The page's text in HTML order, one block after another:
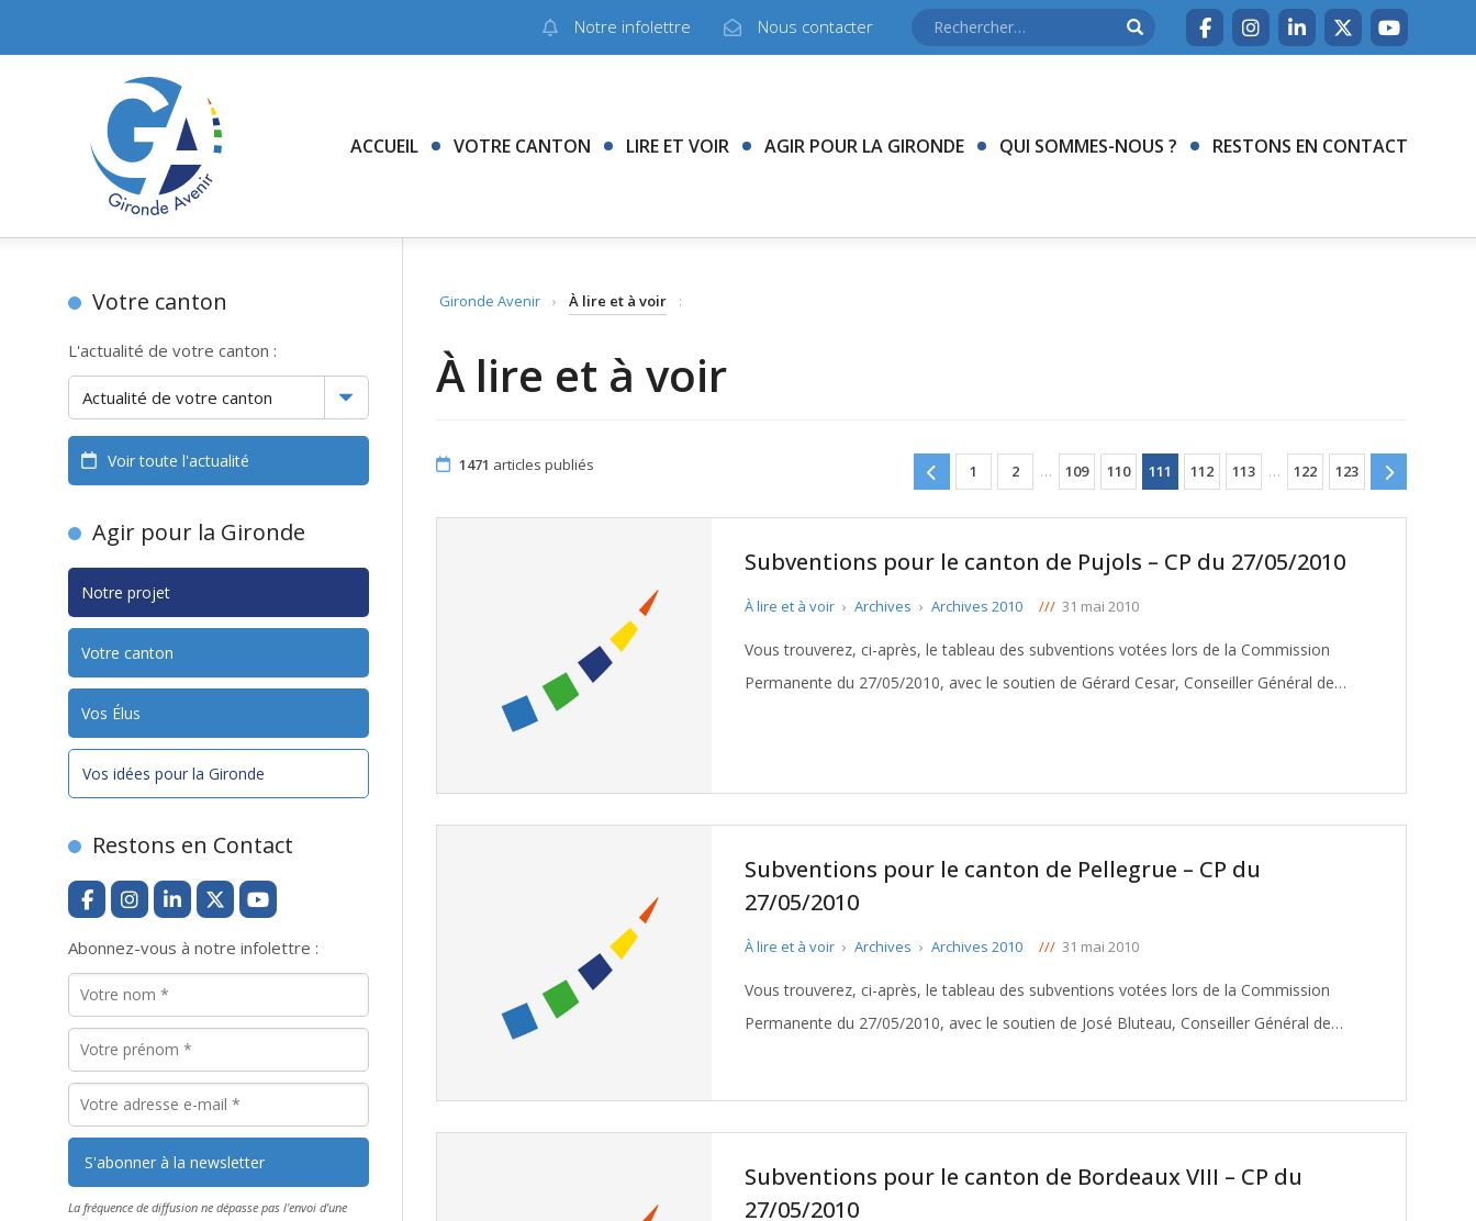
Notre infolettre Nous contacter
ACCUEIL VOTRE CANTON LIRE ET VOIR AGIR POUR LA GIRONDE QUI SOMMES-NOUS ? RESTONS EN CONTACT
Gironde Avenir › À lire et à voir :
À lire et à voir
1471 articles publiés 1 2 … 109 110 111 112 113 … 122 123
Subventions pour le canton de Pujols – CP du 27/05/2010
À lire et à voir › Archives › Archives 2010 /// 31 mai 2010
Vous trouverez, ci-après, le tableau des subventions votées lors de la Commission
Permanente du 27/05/2010, avec le soutien de Gérard Cesar, Conseiller Général de
Subventions pour le canton de Pellegrue – CP du
27/05/2010
À lire et à voir › Archives › Archives 2010 /// 31 mai 2010
Vous trouverez, ci-après, le tableau des subventions votées lors de la Commission
Permanente du 27/05/2010, avec le soutien de José Bluteau, Conseiller Général de
Subventions pour le canton de Bordeaux VIII – CP du
27/05/2010
Votre canton
L'actualité de votre canton :
Voir toute l'actualité
Agir pour la Gironde
Notre projet
Votre canton
Vos Élus
Vos idées pour la Gironde
Restons en Contact
Abonnez-vous à notre infolettre :
La fréquence de diffusion ne dépasse pas l'envoi d'une